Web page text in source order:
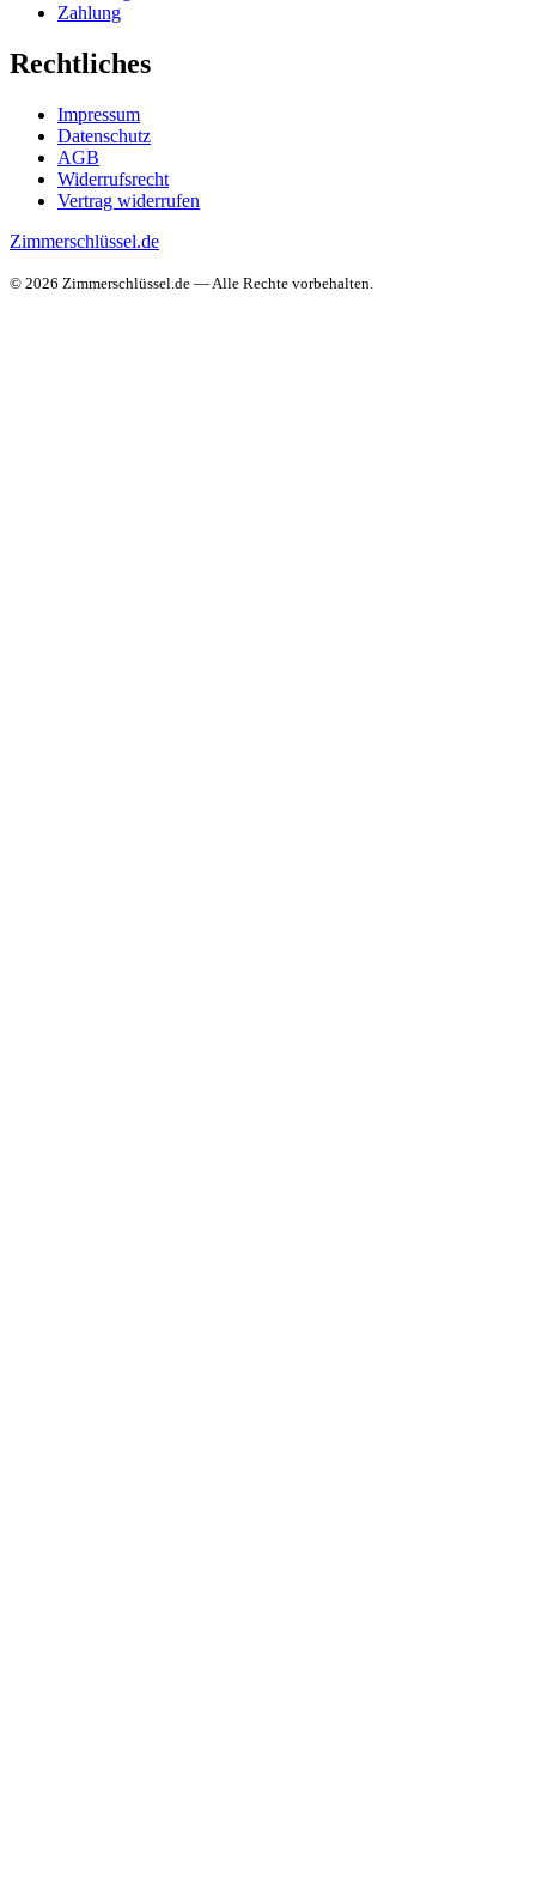
Zahlung
Rechtliches
Impressum
Datenschutz
AGB
Widerrufsrecht
Vertrag widerrufen
Zimmerschlüssel.de
© 2026 Zimmerschlüssel.de — Alle Rechte vorbehalten.